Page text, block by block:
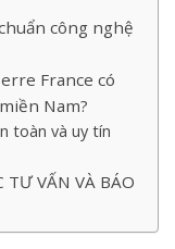
công nghệ
France có
Nam?
toàn và uy tín
VẤN VÀ BÁO